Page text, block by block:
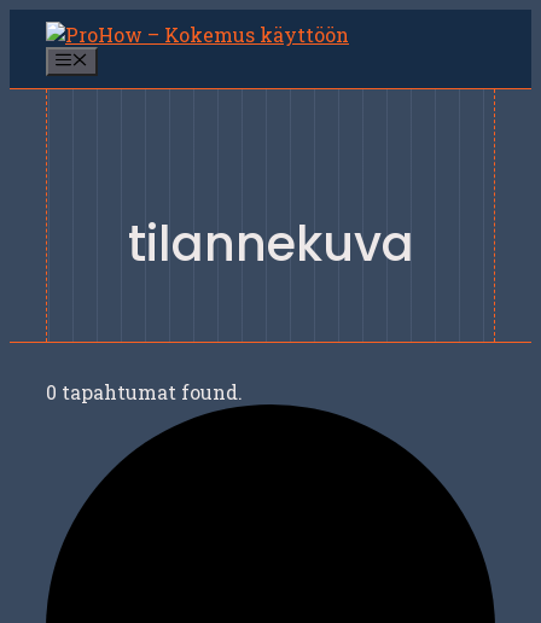
Siirry
sisältöön
tilannekuva
0 tapahtumat found.